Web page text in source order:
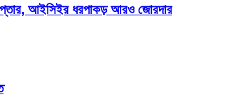
আইসিইর ধরপাকড় আরও জোরদার